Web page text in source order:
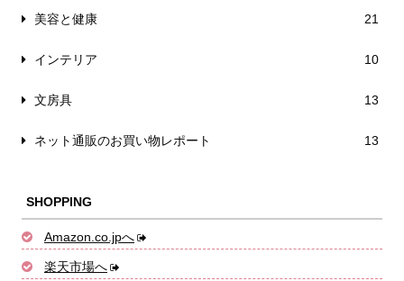
美容と健康 21
インテリア 10
文房具 13
ネット通販のお買い物レポート 13
SHOPPING
Amazon.co.jpへ
楽天市場へ